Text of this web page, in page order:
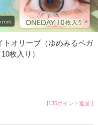
トオリーブ（ゆめみるペガ
枚入り）
[135ポイント進呈 ]